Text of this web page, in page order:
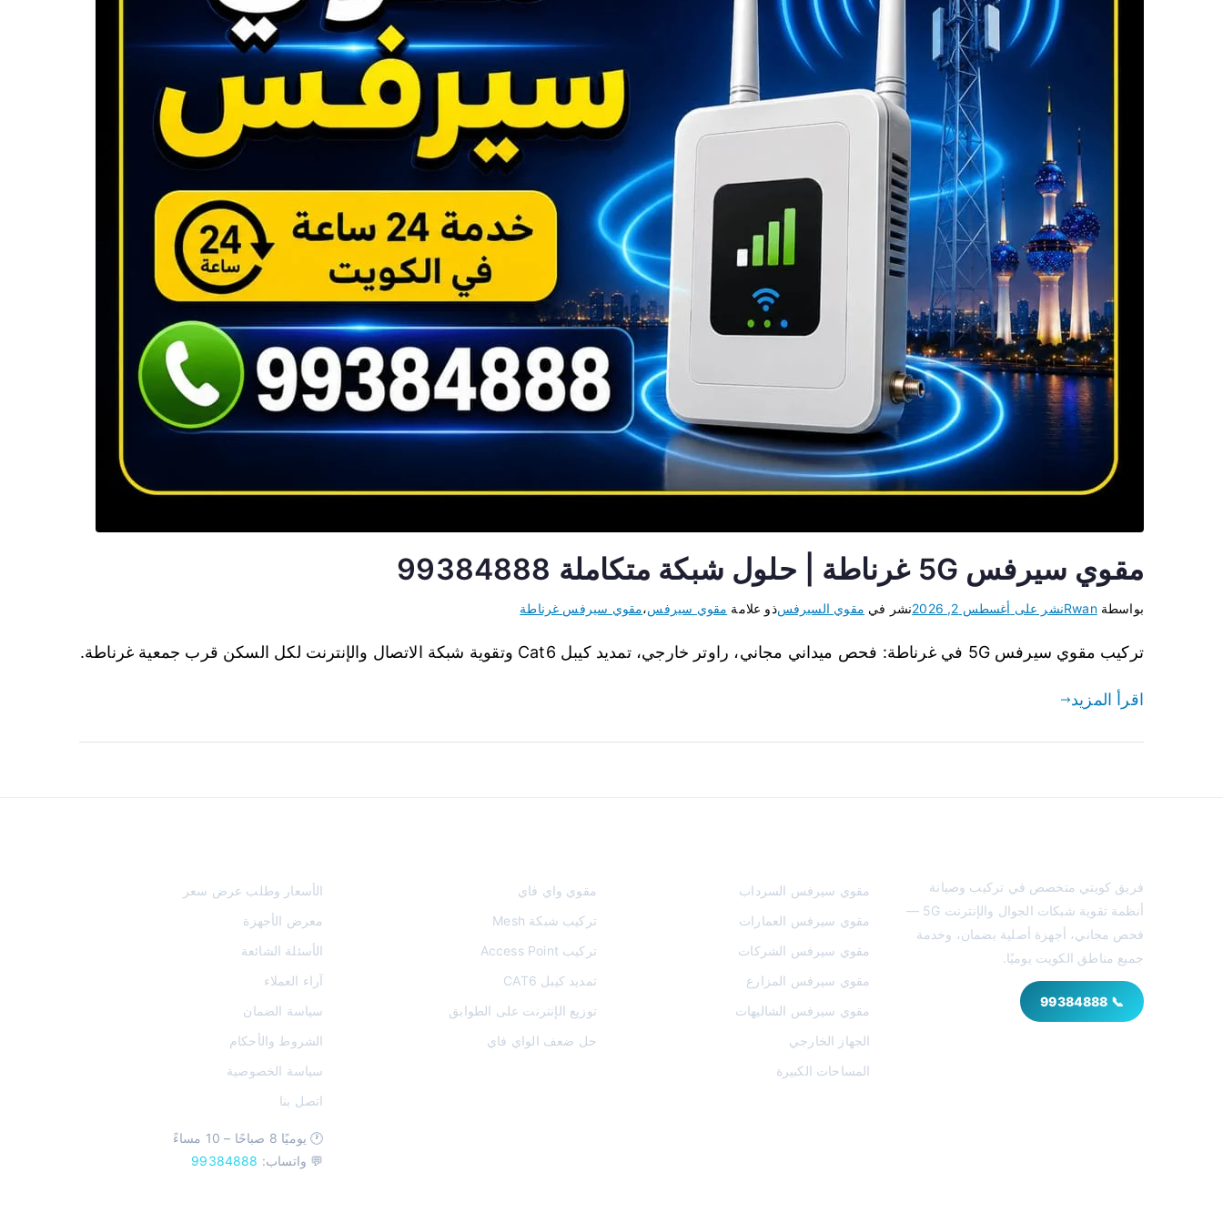
مقوي سيرفس 5G غرناطة | حلول شبكة متكاملة 99384888
بواسطةRwanنشر على أغسطس 2, 2026 نشر في مقوي السيرفسذو علامة مقوي سيرفس،مقوي سيرفس غرناطة
تركيب مقوي سيرفس 5G في غرناطة: فحص ميداني مجاني، راوتر خارجي، تمديد كيبل Cat6 وتقوية شبكة الاتصال والإنترنت لكل السكن قرب جمعية غرناطة.
اقرأ المزيد
فريق كويتي متخصص في تركيب وصيانة
أنظمة تقوية شبكات الجوال والإنترنت 5G —
فحص مجاني، أجهزة أصلية بضمان، وخدمة
جميع مناطق الكويت يوميًا.
📞 99384888
مقوي سيرفس السرداب
مقوي سيرفس العمارات
مقوي سيرفس الشركات
مقوي سيرفس المزارع
مقوي سيرفس الشاليهات
الجهاز الخارجي
المساحات الكبيرة
مقوي واي فاي
تركيب شبكة Mesh
تركيب Access Point
تمديد كيبل CAT6
توزيع الإنترنت على الطوابق
حل ضعف الواي فاي
الأسعار وطلب عرض سعر
معرض الأجهزة
الأسئلة الشائعة
آراء العملاء
سياسة الضمان
الشروط والأحكام
سياسة الخصوصية
اتصل بنا
🕐 يوميًا 8 صباحًا – 10 مساءً
💬 واتساب: 99384888